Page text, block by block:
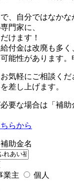
、自分ではなかな
門家に、
けます！
付金は改廃も多く
能性があります。
気軽にご相談くだ
差し上げます。
要な場合は「補
らから
助金名
業主
個人